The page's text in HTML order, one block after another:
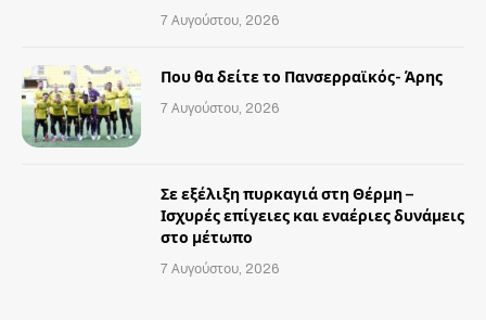
7 Αυγούστου, 2026
Που θα δείτε το Πανσερραϊκός- Άρης
7 Αυγούστου, 2026
Σε εξέλιξη πυρκαγιά στη Θέρμη –
Ισχυρές επίγειες και εναέριες δυνάμεις
στο μέτωπο
7 Αυγούστου, 2026